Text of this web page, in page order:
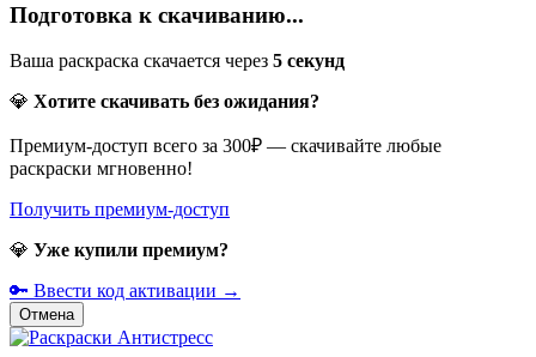
Подготовка к скачиванию...
Ваша раскраска скачается через 5 секунд
💎 Хотите скачивать без ожидания?
Премиум-доступ всего за 300₽ — скачивайте любые
раскраски мгновенно!
Получить премиум-доступ
💎 Уже купили премиум?
🔑 Ввести код активации →
Отмена